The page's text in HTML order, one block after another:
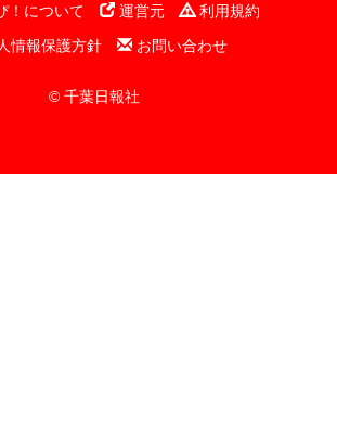
！について 運営元
利用規約
情報保護方針
お問い合わせ
© 千葉日報社